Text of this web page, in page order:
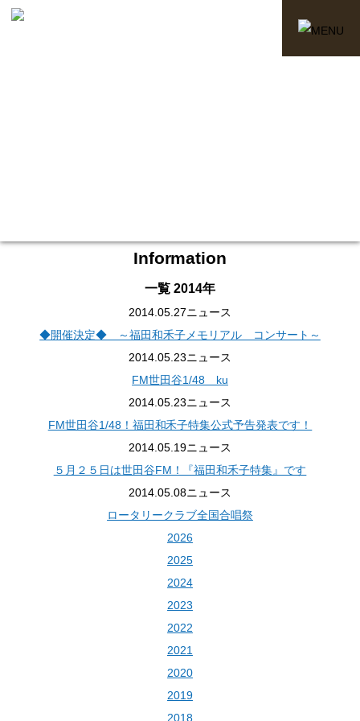
Information
一覧2014年
2014.05.27ニュース
◆開催決定◆ ～福田和禾子メモリアル コンサート～
2014.05.23ニュース
FM世田谷1/48 ku
2014.05.23ニュース
FM世田谷1/48！福田和禾子特集公式予告発表です！
2014.05.19ニュース
５月２５日は世田谷FM！『福田和禾子特集』です
2014.05.08ニュース
ロータリークラブ全国合唱祭
2026
2025
2024
2023
2022
2021
2020
2019
2018